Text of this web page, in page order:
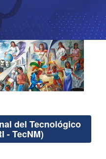
del Tecnológico
- TecNM)